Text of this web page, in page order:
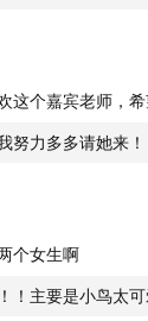
这个嘉宾老师，
努力多多请她来！
个女生啊
！主要是小鸟太可